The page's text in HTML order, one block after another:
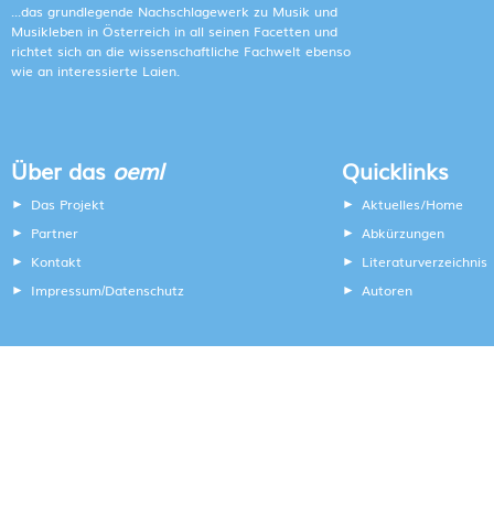
...das grundlegende Nachschlagewerk zu Musik und
Musikleben in Österreich in all seinen Facetten und
richtet sich an die wissenschaftliche Fachwelt ebenso
wie an interessierte Laien.
Über das oeml
Das Projekt
Partner
Kontakt
Impressum/Datenschutz
Quicklinks
Aktuelles/Home
Abkürzungen
Literaturverzeichnis
Autoren